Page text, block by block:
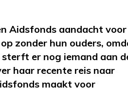
Aidsfonds aandacht voor
zonder hun ouders,
er nog iemand aan
haar recente reis naar
maakt voor